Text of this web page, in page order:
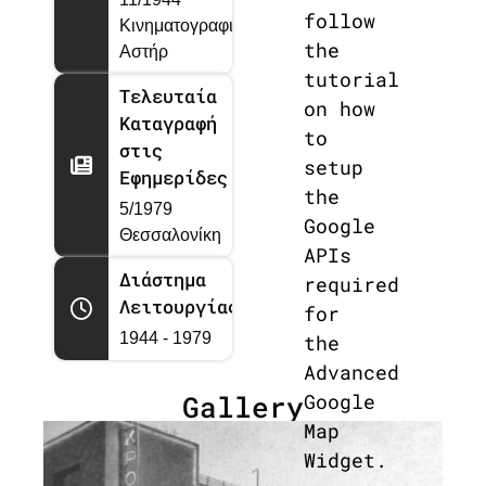
Κινηματογραφικός
Αστήρ
Τελευταία
Καταγραφή
στις
Εφημερίδες
5/1979
Θεσσαλονίκη
Διάστημα
Λειτουργίας
1944 - 1979
follow
the
tutorial
on how
to
setup
the
Google
APIs
required
for
the
Advanced
Google
Map
Widget.
Gallery